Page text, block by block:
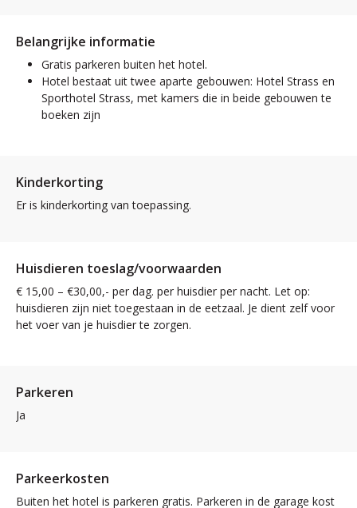
Belangrijke informatie
Gratis parkeren buiten het hotel.
Hotel bestaat uit twee aparte gebouwen: Hotel Strass en
Sporthotel Strass, met kamers die in beide gebouwen te
boeken zijn
Kinderkorting
Er is kinderkorting van toepassing.
Huisdieren toeslag/voorwaarden
€ 15,00 – €30,00,- per dag. per huisdier per nacht. Let op:
huisdieren zijn niet toegestaan in de eetzaal. Je dient zelf voor
het voer van je huisdier te zorgen.
Parkeren
Ja
Parkeerkosten
Buiten het hotel is parkeren gratis. Parkeren in de garage kost